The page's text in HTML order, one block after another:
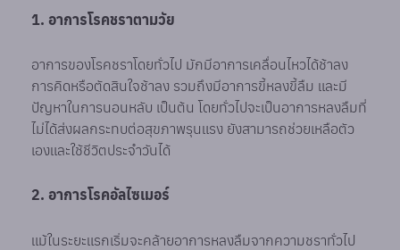
1. อาการโรคชราตามวัย
อาการของโรคชราโดยทั่วไป มักมีอาการเคลื่อนไหวได้ช้าลง
การคิดหรือตัดสินใจช้าลง รวมถึงมีอาการขี้หลงขี้ลืม และมี
ปัญหาในการนอนหลับ เป็นต้น โดยทั่วไปจะเป็นอาการหลงลืมที่
ไม่ได้ส่งผลกระทบต่อสุขภาพรุนแรง ยังสามารถช่วยเหลือตัว
เองและใช้ชีวิตประจำวันได้
2. อาการโรคอัลไซเมอร์
แม้ในระยะแรกเริ่มจะคล้ายอาการหลงลืมจากความชราทั่วไป